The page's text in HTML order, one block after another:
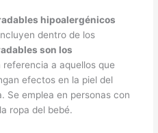
hipoalergénicos
dentro de los
son los
referencia a aquellos que
efectos en la piel del
Se emplea en personas con
ropa del bebé.